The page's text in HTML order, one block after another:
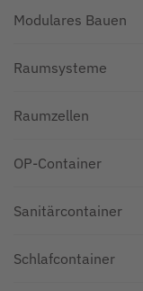
Modulares Bauen
Raumsysteme
Raumzellen
OP-Container
Sanitärcontainer
Schlafcontainer